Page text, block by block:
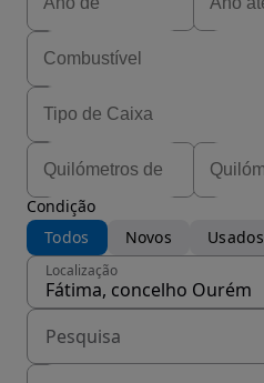
Condição
Todos
Novos Usados
Localização
Fátima, concelho Ourém